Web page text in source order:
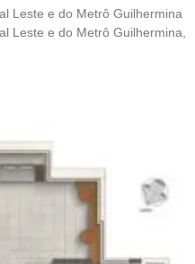
Leste e do Metrô Guilhermina
Leste e do Metrô Guilhermina,